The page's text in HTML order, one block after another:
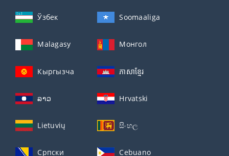
Ўзбек Soomaaliga
Malagasy Монгол
Кыргызча ភាសាខ្មែរ
ລາວ Hrvatski
Lietuvių සිංහල
Српски Cebuano